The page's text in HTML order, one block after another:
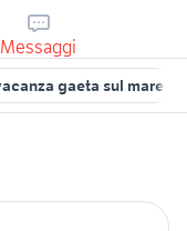
Messaggi
gaeta sul mare